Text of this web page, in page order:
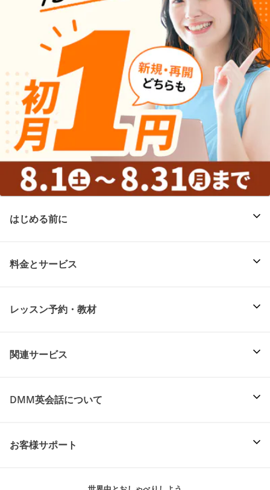
はじめる前に
料金とサービス
レッスン予約・教材
関連サービス
DMM英会話について
お客様サポート